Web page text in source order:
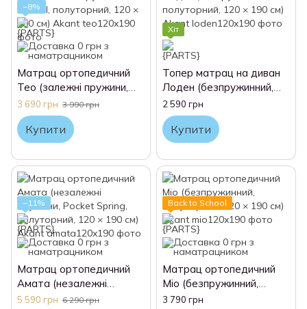
−8%
Матрац ортопедичний
Тео (залежні пружини,
Bonnel, полуторний, 120 ×
190 см) Akant
3 690 грн 3 990 грн
Купити
Хіт
Топер матрац на диван
Лоден (безпружинний,
полуторний, 120 × 190
см) Akant
2 590 грн
Купити
−11%
Матрац ортопедичний
Амата (незалежні
пружини, Pocket Spring,
5 590 грн 6 290 грн
Back to School
Матрац ортопедичний
Міо (безпружинний,
полуторний, 120 × 190
3 790 грн